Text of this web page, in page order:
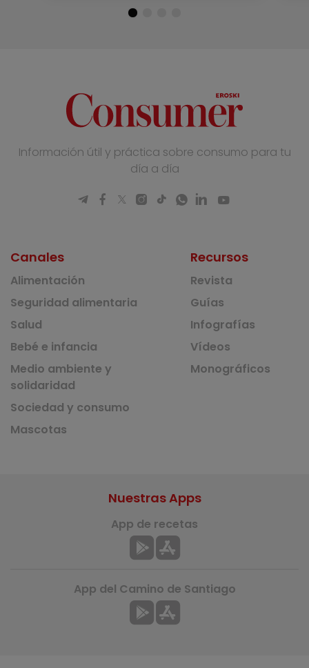
Información útil y práctica sobre consumo para tu
día a día
Canales
Alimentación
Seguridad alimentaria
Salud
Bebé e infancia
Medio ambiente y
solidaridad
Sociedad y consumo
Mascotas
Recursos
Revista
Guías
Infografías
Vídeos
Monográficos
Nuestras Apps
App de recetas
App del Camino de Santiago